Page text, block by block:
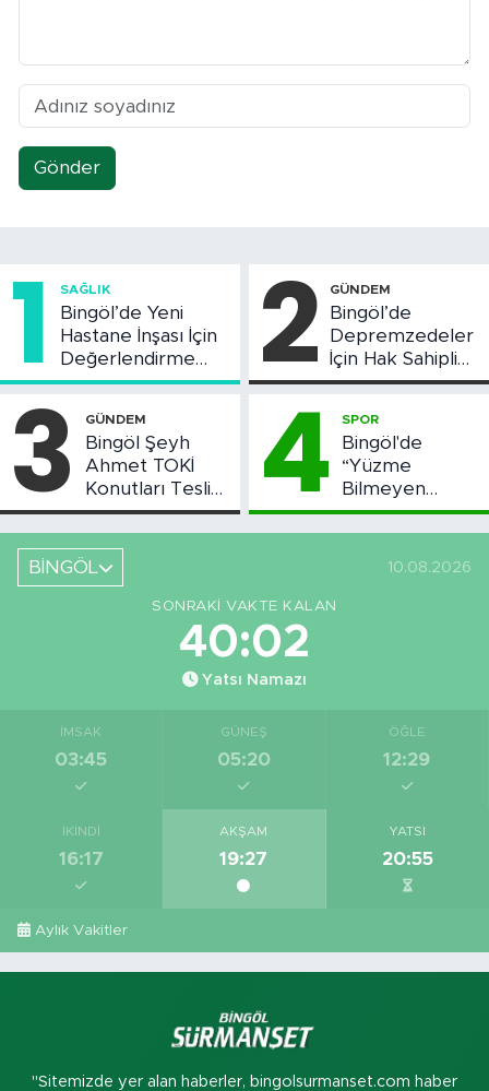
Gönder
1 SAĞLIK
Bingöl’de Yeni
Hastane İnşası İçin
Değerlendirme
Toplantısı Yapıldı
2 GÜNDEM
Bingöl’de
Depremzedeler
İçin Hak Sahipliği
Askı Süreci
3 GÜNDEM
Bingöl Şeyh
Ahmet TOKİ
Konutları Teslim
Ediliyor: İşte
Teslim Tarihi
4 SPOR
Bingöl'de
“Yüzme
Bilmeyen
Kalmasın”
Projesi Devam
Ediyor
BİNGÖL 10.08.2026
SONRAKI VAKTE KALAN
40:02
Yatsı Namazı
İMSAK
03:45
GÜNEŞ
05:20
ÖĞLE
12:29
İKINDI
16:17
AKŞAM
19:27
YATSI
20:55
Aylık Vakitler
"Sitemizde yer alan haberler, bingolsurmanset.com haber